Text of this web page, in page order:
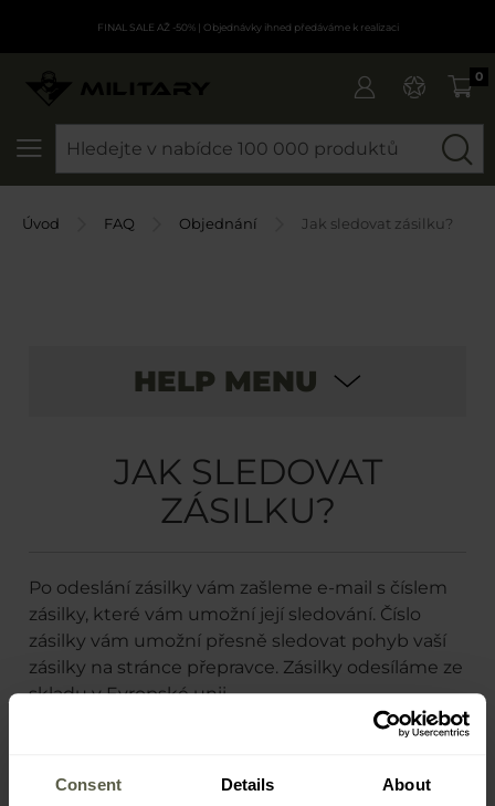
Consent Details About
FINAL SALE AŽ -50%| Objednávky ihned předáváme k realizaci
0
Úvod FAQ Objednání Jak sledovat zásilku?
HELP MENU
JAK SLEDOVAT
ZÁSILKU?
Po odeslání zásilky vám zašleme e-mail s číslem
zásilky, které vám umožní její sledování. Číslo
zásilky vám umožní přesně sledovat pohyb vaší
zásilky na stránce přepravce. Zásilky odesíláme ze
skladu v Evropské unii.
Jak sledovat zásilku?